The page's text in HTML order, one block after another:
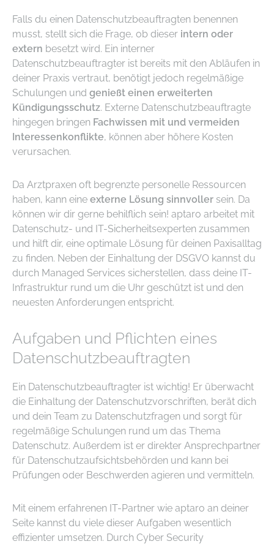
Falls du einen Datenschutzbeauftragten benennen
musst, stellt sich die Frage, ob dieser intern oder
extern besetzt wird. Ein interner
Datenschutzbeauftragter ist bereits mit den Abläufen in
deiner Praxis vertraut, benötigt jedoch regelmäßige
Schulungen und genießt einen erweiterten
Kündigungsschutz. Externe Datenschutzbeauftragte
hingegen bringen Fachwissen mit und vermeiden
Interessenkonflikte, können aber höhere Kosten
verursachen.
Da Arztpraxen oft begrenzte personelle Ressourcen
haben, kann eine externe Lösung sinnvoller sein. Da
können wir dir gerne behilflich sein! aptaro arbeitet mit
Datenschutz- und IT-Sicherheitsexperten zusammen
und hilft dir, eine optimale Lösung für deinen Paxisalltag
zu finden. Neben der Einhaltung der DSGVO kannst du
durch Managed Services sicherstellen, dass deine IT-
Infrastruktur rund um die Uhr geschützt ist und den
neuesten Anforderungen entspricht.
Aufgaben und Pflichten eines
Datenschutzbeauftragten
Ein Datenschutzbeauftragter ist wichtig! Er überwacht
die Einhaltung der Datenschutzvorschriften, berät dich
und dein Team zu Datenschutzfragen und sorgt für
regelmäßige Schulungen rund um das Thema
Datenschutz. Außerdem ist er direkter Ansprechpartner
für Datenschutzaufsichtsbehörden und kann bei
Prüfungen oder Beschwerden agieren und vermitteln.
Mit einem erfahrenen IT-Partner wie aptaro an deiner
Seite kannst du viele dieser Aufgaben wesentlich
effizienter umsetzen. Durch Cyber Security